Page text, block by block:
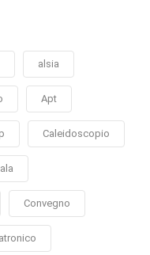
alsia
Apt
Caleidoscopio
Convegno